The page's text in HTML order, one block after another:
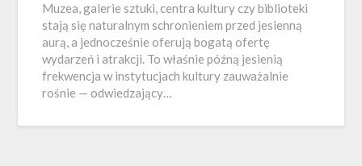
Muzea, galerie sztuki, centra kultury czy biblioteki
stają się naturalnym schronieniem przed jesienną
aurą, a jednocześnie oferują bogatą ofertę
wydarzeń i atrakcji. To właśnie późną jesienią
frekwencja w instytucjach kultury zauważalnie
rośnie — odwiedzający…